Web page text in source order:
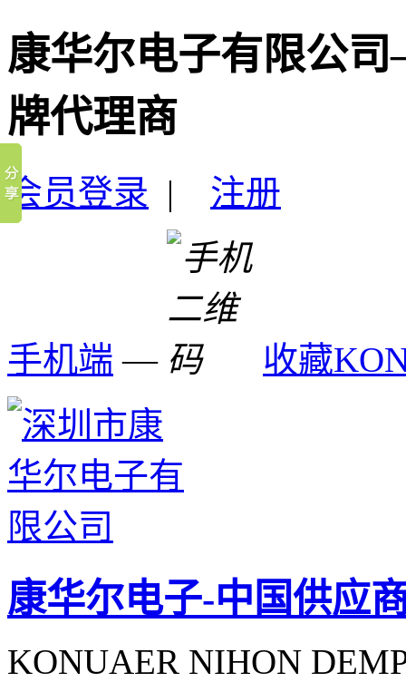
康华尔电子有限公
牌代理商
会员登录 | 注册
手机端 — 收藏
康华尔电子-中国供应
KONUAER NIHON